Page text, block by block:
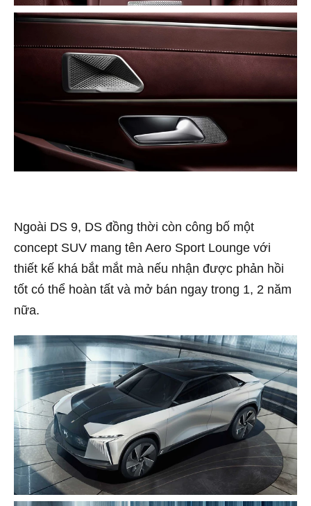
Ngoài DS 9, DS đồng thời còn công bố một
concept SUV mang tên Aero Sport Lounge với
thiết kế khá bắt mắt mà nếu nhận được phản hồi
tốt có thể hoàn tất và mở bán ngay trong 1, 2 năm
nữa.